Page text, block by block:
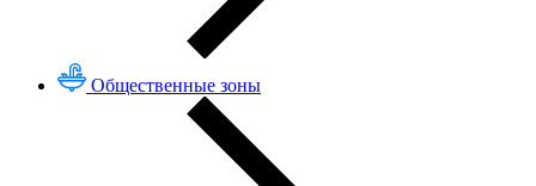
Общественные зоны